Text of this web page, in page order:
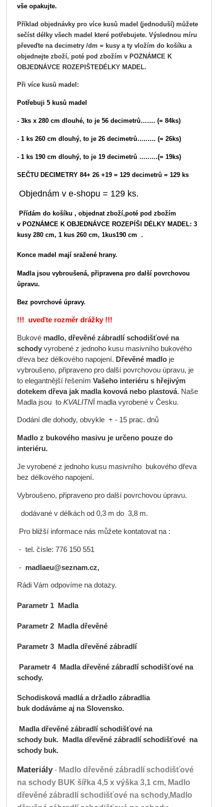
vše opakujte.
Příklad objednávky pro více kusů madel (jednoduší) můžete
sečíst délky všech madel které potřebujete. Výslednou míru
převeďte na decimetry /dm = kusy a ty vložím do košíku a
objednejtezboží, poté pod zbožím v POZNÁMCE K
OBJEDNÁVCE ROZEPIŠTEDÉLKY MADEL.
Při více kusů madel:
Potřebuji 5kusů madel
- 3ksx 280 cm dlouhé, to je 56decimetrů……. (= 84ks)
- 1 ks 260 cm dlouhý, to je 26 decimetrů…..…. (= 26ks)
- 1 ks 190 cm dlouhý, to je 19decimetrů …..….(= 19ks)
SEČTU DECIMETRY 84+ 26 +19= 129decimetrů = 129 ks
Objednám v e-shopu = 129ks.
Přídám do košíku , objednat zboží,poté pod zbožím
v POZNÁMCE K OBJEDNÁVCE ROZEPÍŠI DÉLKY MADEL: 3
kusy 280 cm, 1 kus 260 cm, 1kus190 cm .
Konce madel mají sražené hrany.
Madla jsou vybroušená, připravena pro další povrchovou
ůpravu.
Bez povrchové úpravy.
!!! uveďte rozměr drážky !!!
Bukové madlo, dřevěné zábradlí schodišťové na
schodyvyrobené z jednoho kusu masivního bukového
dřeva bez délkového napojení. Dřevěné madloje
vybroušeno, připraveno pro další povrchovou úpravu, je
to elegantnější řešením Vašeho interiéru s hřejivým
dotekem dřeva jak madla kovová nebo plastová. Naše
Madla jsou toKVALITNÍ madla vyrobené v Česku.
Dodání dle dohody, obvykle + - 15 prac. dnů
Madlo z bukového masivu je určeno pouze do
interiéru.
Je vyrobené z jednoho kusu masivního bukového dřeva
bez délkového napojení.
Vybroušeno, připraveno pro další povrchovou úpravu.
dodávané v délkách od 0,3 m do 3,8 m.
Pro bližší informace nás můžete kontatovat na :
- tel. čísle: 776 150 551
- madlaeu@seznam.cz,
Rádi Vám odpovíme na dotazy.
Parametr 1 Madla
Parametr 2 Madla dřevěné
Parametr 3 Madla dřevěné zábradlí
Parametr 4 Madla dřevěné zábradlí schodišťové na
schody.
Schodisková madlá a držadlo zábradlia
buk dodáváme aj na Slovensko.
Madla dřevěné zábradlí schodišťové na
schodybuk.
Madla dřevěné zábradlí schodišťové na
schodybuk.
Materiály- Madlo dřevěné zábradlí schodišťové
na schodyBUK šířka 4,5 x výška 3,1 cm, Madlo
dřevěné zábradlí schodišťové na schody,Madlo